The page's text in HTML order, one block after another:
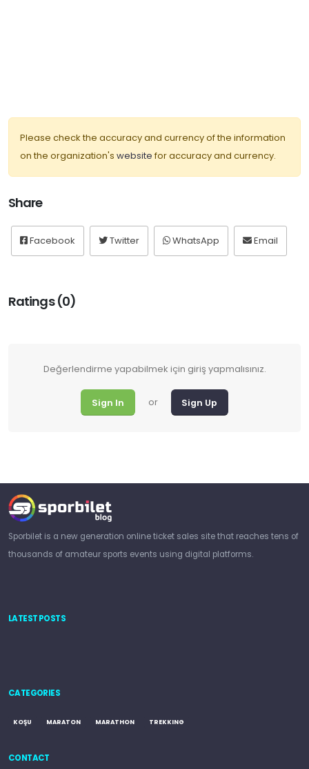
Please check the accuracy and currency of the information
on the organization's website for accuracy and currency.
Share
Facebook Twitter WhatsApp Email
Ratings (0)
Değerlendirme yapabilmek için giriş yapmalısınız.
Sign In or Sign Up
Sporbilet is a new generation online ticket sales site that reaches tens of
thousands of amateur sports events using digital platforms.
LATEST POSTS
CATEGORIES
KOŞU MARATON MARATHON TREKKING
CONTACT